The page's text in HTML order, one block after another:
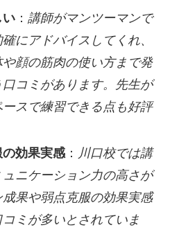
い： 講師がマンツーマンで
にアドバイスしてくれ、
顔の筋肉の使い方まで発
コミがあります。
先生が
スで練習できる点も好評
効果実感： 川口校では講
ニケーション力の高さが
果や弱点克服の効果実感
ミが多いとされていま